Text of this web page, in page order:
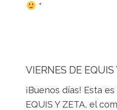
*
VIERNES DE
¡Buenos días! Esta
EQUIS Y ZETA, el